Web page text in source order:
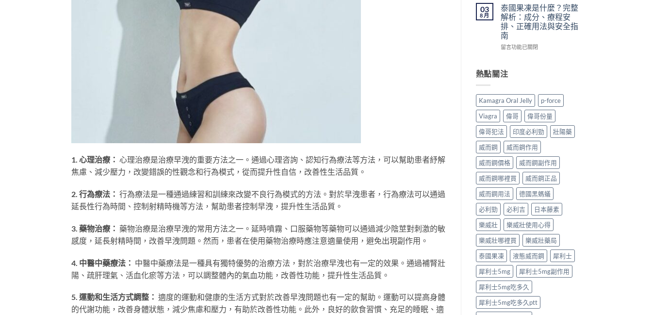
1. 心理治療： 心理治療是治療早洩的重要方法之一。通過心理咨詢、認知行為療法等方法，可以幫助患者紓解
焦慮、減少壓力，改變錯誤的性觀念和行為模式，從而提升性自信，改善性生活品質。
2. 行為療法： 行為療法是一種通過練習和訓練來改變不良行為模式的方法。對於早洩患者，行為療法可以通過
延長性行為時間、控制射精時機等方法，幫助患者控制早洩，提升性生活品質。
3. 藥物治療： 藥物治療是治療早洩的常用方法之一。延時噴霧、口服藥物等藥物可以通過減少陰莖對刺激的敏
感度，延長射精時間，改善早洩問題。然而，患者在使用藥物治療時應注意適量使用，避免出現副作用。
4. 中醫中藥療法： 中醫中藥療法是一種具有獨特優勢的治療方法，對於治療早洩也有一定的效果。通過補腎壯
陽、疏肝理氣、活血化瘀等方法，可以調整體內的氣血功能，改善性功能，提升性生活品質。
5. 運動和生活方式調整： 適度的運動和健康的生活方式對於改善早洩問題也有一定的幫助。運動可以提高身體
的代謝功能，改善身體狀態，減少焦慮和壓力，有助於改善性功能。此外，良好的飲食習慣、充足的睡眠、適
與
安
全
購
買
注
項〉
中
薦
｜
香
港
男
性
產
品
買
指
南〉
利
勁
原
理
完
整
達
泊
汀
如
何
改
善
早
洩？
起
效
時
間
與
作
用
制
揭
秘〉
中
03
8 月
泰國果凍是什麼？完整
解析：成分、療程安
排、正確用法與安全指
南
在
果
凍
什
麼？
完
整
解
析：
分、
療
程
安
排、
正
確
法
安
全
指
南〉
中
留言功能已關閉
熱點關注
Kamagra Oral Jelly
p-force
Viagra
偉哥
偉哥份量
偉哥犯法
印度必利勁
壯陽藥
威而鋼
威而鋼作用
威而鋼價格
威而鋼副作用
威而鋼哪裡買
威而鋼正品
威而鋼用法
德國黑螞蟻
必利勁
必利吉
日本藤素
樂威壯
樂威壯使用心得
樂威壯哪裡買
樂威壯藥局
泰國果凍
液態威而鋼
犀利士
犀利士5mg
犀利士5mg副作用
犀利士5mg吃多久
犀利士5mg吃多久ptt